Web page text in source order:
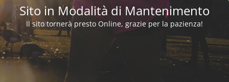
Sito in Modalità di Mantenimento
Il sito tornerà presto Online, grazie per la pazienza!